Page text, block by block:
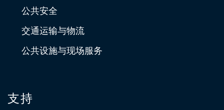
公共安全
交通运输与物流
公共设施与现场服务
支持